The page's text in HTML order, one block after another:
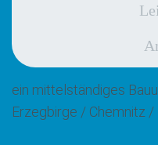
ein mittelständiges
Erzegbirge / Chemnitz /